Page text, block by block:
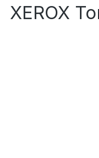
XEROX